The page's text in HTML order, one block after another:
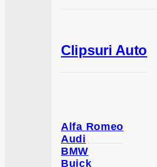
Clipsuri Auto
Alfa Romeo
Audi
BMW
Buick